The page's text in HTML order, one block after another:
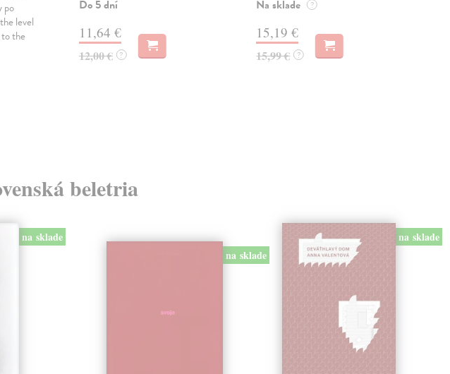
po
level
the
Do 5 dní
11,64 €
12,00 € ?
Na sklade ?
15,19 €
15,99 € ?
beletria
na sklade
na sklade
na sklade